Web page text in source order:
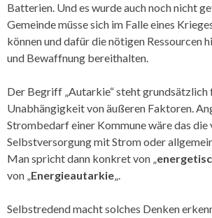
Batterien. Und es wurde auch noch nicht
Gemeinde müsse sich im Falle eines
können und dafür die nötigen Ressourcen
und Bewaffnung bereithalten.
Der Begriff „Autarkie“ steht grundsätzlich
Unabhängigkeit von äußeren Faktoren.
Strombedarf einer Kommune wäre das
Selbstversorgung mit Strom oder
Man spricht dann konkret von „
von „Energieautarkie„.
Selbstredend macht solches Denken